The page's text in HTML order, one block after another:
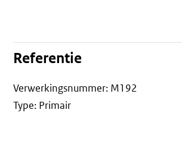
Referentie
Verwerkingsnummer: M192
Type: Primair